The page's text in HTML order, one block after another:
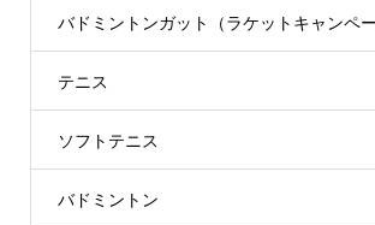
バドミントンガット（ラケットキャンペー
テニス
ソフトテニス
バドミントン